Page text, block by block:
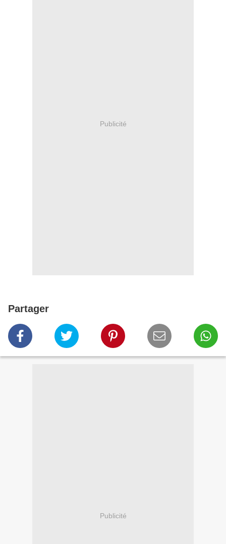
Publicité
Partager
Publicité